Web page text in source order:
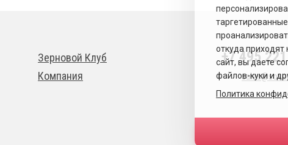
Зерновой Клуб
Компания
+7 495
Политика